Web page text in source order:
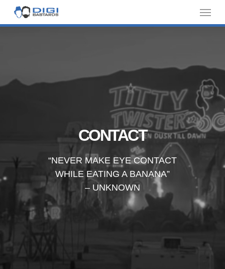
Skip
Menu
CONTACT
“NEVER MAKE EYE CONTACT
WHILE EATING A BANANA”
– UNKNOWN